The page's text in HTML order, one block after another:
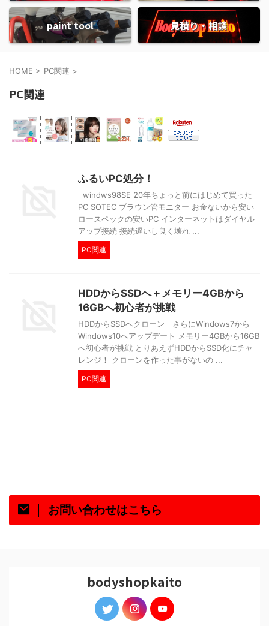
paint tool 見積り・相談
HOME > PC関連 >
PC関連
ふるいPC処分！
windws98SE 20年ちょっと前にはじめて買った
PC SOTEC ブラウン管モニター お金ないから安い
ロースペックの安いPC インターネットはダイヤル
アップ接続 接続遅いし良く壊れ ...
PC関連
HDDからSSDへ＋メモリー4GBから
16GBへ初心者が挑戦
HDDからSSDへクローン さらにWindows7から
Windows10へアップデート メモリー4GBから16GB
へ初心者が挑戦 とりあえずHDDからSSD化にチャ
レンジ！ クローンを作った事がないの ...
PC関連
お問い合わせはこちら
bodyshopkaito